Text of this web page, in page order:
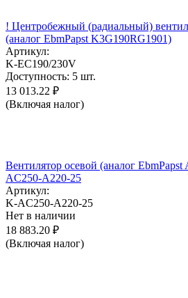
! Центробежный (радиальный)
(аналог EbmPapst K3G190RG1901)
Артикул:
K-EC190/230V
Доступность: 5 шт.
13 013.22 ₽
(Включая налог)
Вентилятор осевой (аналог
AC250-A220-25
Артикул:
K-AC250-A220-25
Нет в наличии
18 883.20 ₽
(Включая налог)